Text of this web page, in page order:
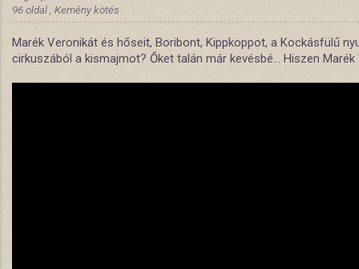
96 oldal , Kemény kötés
Marék Veronikát és hőseit, Boribont, Kippkoppot, a Kockásfülű
cirkuszából a kismajmot? Őket talán már kevésbé… Hiszen